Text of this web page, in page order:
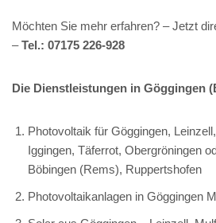
Möchten Sie mehr erfahren? – Jetzt
–Tel.: 07175 226-928
Die Dienstleistungen in Göggingen
Photovoltaik für Göggingen,
Iggingen, Täferrot, Obergröningen
Böbingen (Rems), Ruppertshofen
Photovoltaikanlagen in Göggingen